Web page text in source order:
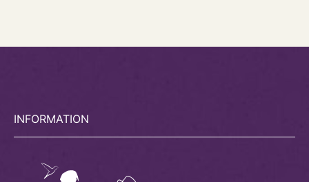
INFORMATION